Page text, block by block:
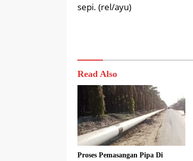
sepi. (rel/ayu)
Read Also
Proses Pemasangan Pipa Di